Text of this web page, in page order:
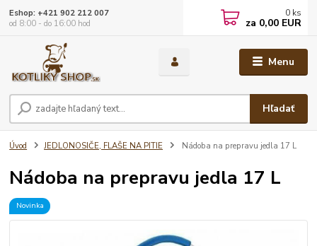
Menu
Hľadať
Eshop: +421 902 212 007
od 8:00 - do 16:00 hod
0 ks
za 0,00 EUR
Úvod JEDLONOSIČE, FLAŠE NA PITIE Nádoba na prepravu jedla 17 L
Nádoba na prepravu jedla 17 L
Novinka